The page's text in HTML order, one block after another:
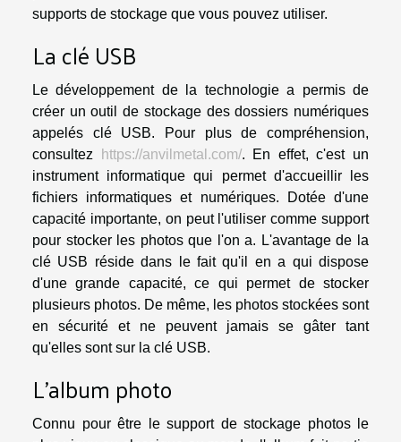
supports de stockage que vous pouvez utiliser.
La clé USB
Le développement de la technologie a permis de
créer un outil de stockage des dossiers numériques
appelés clé USB. Pour plus de compréhension,
consultez
https://anvilmetal.com/. En effet, c'est un
instrument informatique qui permet d'accueillir les
fichiers informatiques et numériques. Dotée d'une
capacité importante, on peut l'utiliser comme support
pour stocker les photos que l'on a. L'avantage de la
clé USB réside dans le fait qu'il en a qui dispose
d'une grande capacité, ce qui permet de stocker
plusieurs photos. De même, les photos stockées sont
en sécurité et ne peuvent jamais se gâter tant
qu'elles sont sur la clé USB.
L'album photo
Connu pour être le support de stockage photos le